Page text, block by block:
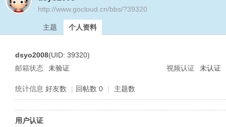
http://www.gocloud.cn/bbs/?39320
主题 个人资料
dsyo2008(UID: 39320)
邮箱状态
未验证 视频认证 未认证
统计信息 好友数 | 回帖数 0 | 主题数
用户认证